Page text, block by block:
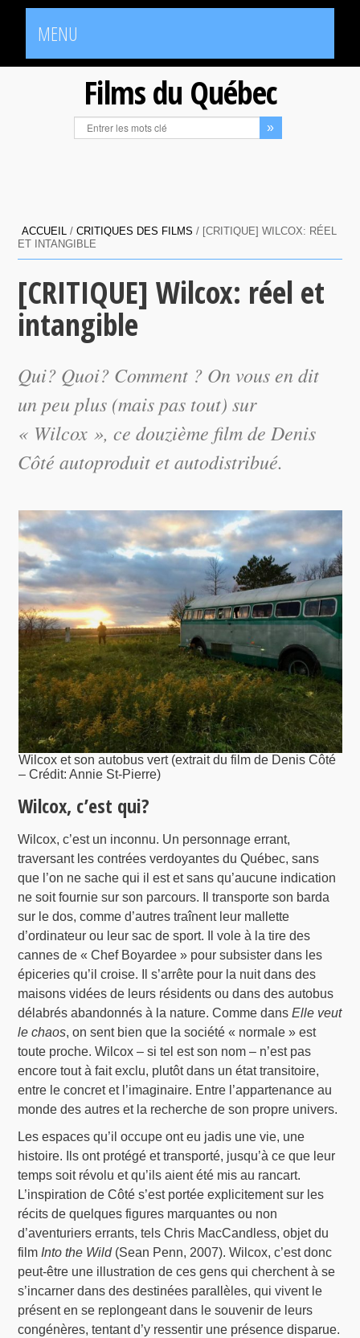
MENU
Films du Québec
ACCUEIL /CRITIQUES DES FILMS / [CRITIQUE] WILCOX: RÉEL
ET INTANGIBLE
[CRITIQUE] Wilcox: réel et
intangible
Qui? Quoi? Comment ? On vous en dit
un peu plus (mais pas tout) sur
« Wilcox », ce douzième film de Denis
Côté autoproduit et autodistribué.
Wilcox et son autobus vert (extrait du film de Denis Côté
– Crédit: Annie St-Pierre)
Wilcox, c’est qui?
Wilcox, c’est un inconnu. Un personnage errant,
traversant les contrées verdoyantes du Québec, sans
que l’on ne sache qui il est et sans qu’aucune indication
ne soit fournie sur son parcours. Il transporte son barda
sur le dos, comme d’autres traînent leur mallette
d’ordinateur ou leur sac de sport. Il vole à la tire des
cannes de « Chef Boyardee » pour subsister dans les
épiceries qu’il croise. Il s’arrête pour la nuit dans des
maisons vidées de leurs résidents ou dans des autobus
délabrés abandonnés à la nature. Comme dansElle veut
le chaos, on sent bien que la société « normale » est
toute proche. Wilcox – si tel est son nom – n’est pas
encore tout à fait exclu, plutôt dans un état transitoire,
entre le concret et l’imaginaire. Entre l’appartenance au
monde des autres et la recherche de son propre univers.
Les espaces qu’il occupe ont eu jadis une vie, une
histoire. Ils ont protégé et transporté, jusqu’à ce que leur
temps soit révolu et qu’ils aient été mis au rancart.
L’inspiration de Côté s’est portée explicitement sur les
récits de quelques figures marquantes ou non
d’aventuriers errants, tels Chris MacCandless, objet du
film Into the Wild(Sean Penn, 2007). Wilcox, c’est donc
peut-être une illustration de ces gens qui cherchent à se
s’incarner dans des destinées parallèles, qui vivent le
présent en se replongeant dans le souvenir de leurs
congénères, tentant d’y ressentir une présence disparue.